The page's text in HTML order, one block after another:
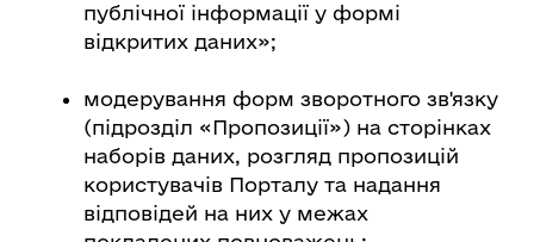
публічної інформації у формі
відкритих даних»;
модерування форм зворотного зв'язку
(підрозділ «Пропозиції») на сторінках
наборів даних, розгляд пропозицій
користувачів Порталу та надання
відповідей на них у межах